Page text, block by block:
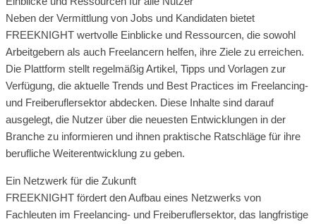
Neben der Vermittlung von Jobs und Kandidaten bietet
FREEKNIGHT wertvolle Einblicke und Ressourcen, die sowohl
Arbeitgebern als auch Freelancern helfen, ihre Ziele zu erreichen.
Die Plattform stellt regelmäßig Artikel, Tipps und Vorlagen zur
Verfügung, die aktuelle Trends und Best Practices im Freelancing-
und Freiberuflersektor abdecken. Diese Inhalte sind darauf
ausgelegt, die Nutzer über die neuesten Entwicklungen in der
Branche zu informieren und ihnen praktische Ratschläge für ihre
berufliche Weiterentwicklung zu geben.
Ein Netzwerk für die Zukunft
FREEKNIGHT fördert den Aufbau eines Netzwerks von
Fachleuten im Freelancing- und Freiberuflersektor, das langfristige